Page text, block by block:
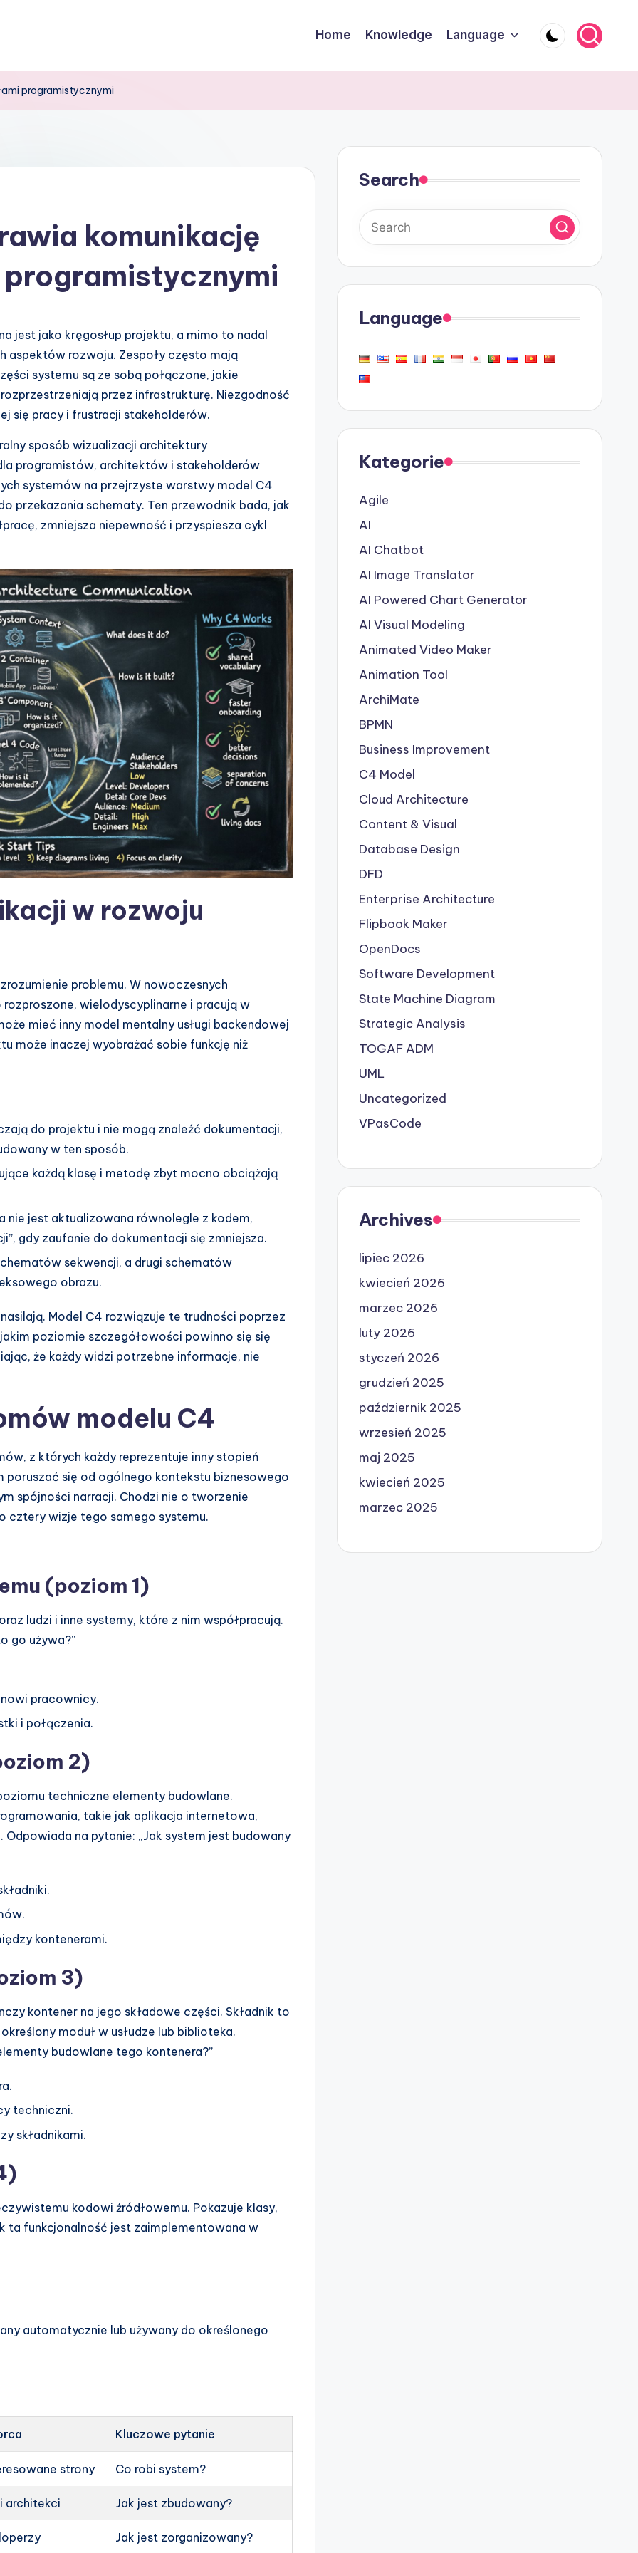
Home Knowledge Language
programistycznymi
komunikację
jest jako kręgosłup projektu, a mimo to nadal
aspektów rozwoju. Zespoły często mają
systemu są ze sobą połączone, jakie
przez infrastrukturę. Niezgodność
się pracy i frustracji stakeholderów.
sposób wizualizacji architektury
programistów, architektów i stakeholderów
systemów na przejrzyste warstwy model C4
przekazania schematy. Ten przewodnik bada, jak
zmniejsza niepewność i przyspiesza cykl
w rozwoju
problemu. W nowoczesnych
wielodyscyplinarne i pracują w
mieć inny model mentalny usługi backendowej
może inaczej wyobrażać sobie funkcję niż
do projektu i nie mogą znaleźć dokumentacji,
w ten sposób.
każdą klasę i metodę zbyt mocno obciążają
nie jest aktualizowana równolegle z kodem,
gdy zaufanie do dokumentacji się zmniejsza.
sekwencji, a drugi schematów
obrazu.
Model C4 rozwiązuje te trudności poprzez
poziomie szczegółowości powinno się się
że każdy widzi potrzebne informacje, nie
modelu C4
z których każdy reprezentuje inny stopień
poruszać się od ogólnego kontekstu biznesowego
spójności narracji. Chodzi nie o tworzenie
cztery wizje tego samego systemu.
(poziom 1)
ludzi i inne systemy, które z nim współpracują.
go używa?”
pracownicy.
i połączenia.
2)
techniczne elementy budowlane.
takie jak aplikacja internetowa,
na pytanie: „Jak system jest budowany
kontenerami.
3)
kontener na jego składowe części. Składnik to
moduł w usłudze lub biblioteka.
budowlane tego kontenera?”
techniczni.
składnikami.
kodowi źródłowemu. Pokazuje klasy,
ta funkcjonalność jest zaimplementowana w
automatycznie lub używany do określonego
Kluczowe pytanie
strony Co robi system?
architekci Jak jest zbudowany?
Jak jest zorganizowany?
Search
Language
Kategorie
Agile
AI
AI Chatbot
AI Image Translator
AI Powered Chart Generator
AI Visual Modeling
Animated Video Maker
Animation Tool
ArchiMate
BPMN
Business Improvement
C4 Model
Cloud Architecture
Content & Visual
Database Design
DFD
Enterprise Architecture
Flipbook Maker
OpenDocs
Software Development
State Machine Diagram
Strategic Analysis
TOGAF ADM
UML
Uncategorized
VPasCode
Archives
lipiec 2026
kwiecień 2026
marzec 2026
luty 2026
styczeń 2026
grudzień 2025
październik 2025
wrzesień 2025
maj 2025
kwiecień 2025
marzec 2025